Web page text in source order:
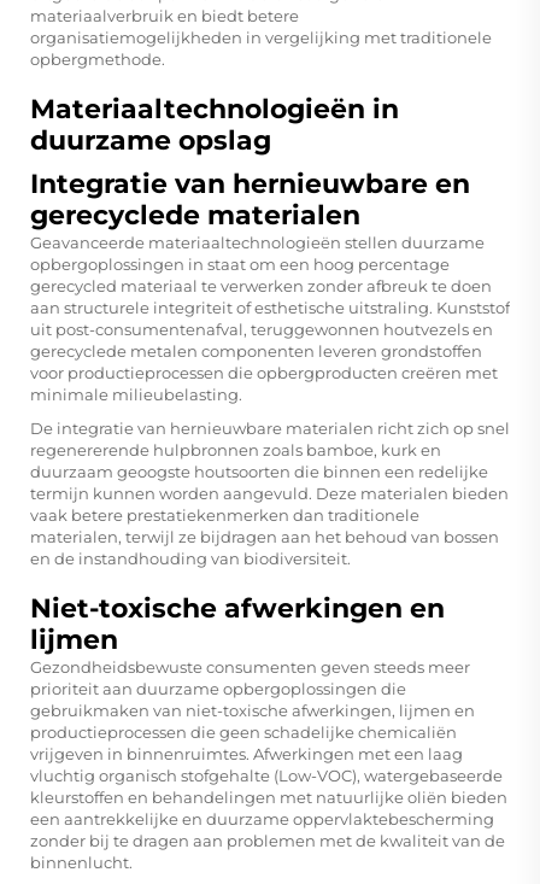
materiaalverbruik en biedt betere
organisatiemogelijkheden in vergelijking met traditionele
opbergmethode.
Materiaaltechnologieën in
duurzame opslag
Integratie van hernieuwbare en
gerecyclede materialen
Geavanceerde materiaaltechnologieën stellen duurzame
opbergoplossingen in staat om een hoog percentage
gerecycled materiaal te verwerken zonder afbreuk te doen
aan structurele integriteit of esthetische uitstraling. Kunststof
uit post-consumentenafval, teruggewonnen houtvezels en
gerecyclede metalen componenten leveren grondstoffen
voor productieprocessen die opbergproducten creëren met
minimale milieubelasting.
De integratie van hernieuwbare materialen richt zich op snel
regenererende hulpbronnen zoals bamboe, kurk en
duurzaam geoogste houtsoorten die binnen een redelijke
termijn kunnen worden aangevuld. Deze materialen bieden
vaak betere prestatiekenmerken dan traditionele
materialen, terwijl ze bijdragen aan het behoud van bossen
en de instandhouding van biodiversiteit.
Niet-toxische afwerkingen en
lijmen
Gezondheidsbewuste consumenten geven steeds meer
prioriteit aan duurzame opbergoplossingen die
gebruikmaken van niet-toxische afwerkingen, lijmen en
productieprocessen die geen schadelijke chemicaliën
vrijgeven in binnenruimtes. Afwerkingen met een laag
vluchtig organisch stofgehalte (Low-VOC), watergebaseerde
kleurstoffen en behandelingen met natuurlijke oliën bieden
een aantrekkelijke en duurzame oppervlaktebescherming
zonder bij te dragen aan problemen met de kwaliteit van de
binnenlucht.